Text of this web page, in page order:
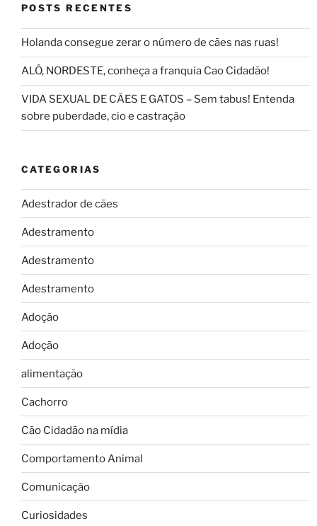
POSTS RECENTES
Holanda consegue zerar o número de cães nas ruas!
ALÔ, NORDESTE, conheça a franquia Cao Cidadão!
VIDA SEXUAL DE CÃES E GATOS – Sem tabus! Entenda
sobre puberdade, cio e castração
CATEGORIAS
Adestrador de cães
Adestramento
Adestramento
Adestramento
Adoção
Adoção
alimentação
Cachorro
Cão Cidadão na mídia
Comportamento Animal
Comunicação
Curiosidades